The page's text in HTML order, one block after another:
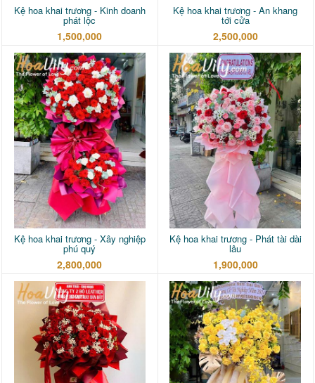
Kệ hoa khai trương - Kinh doanh
phát lộc
1,500,000
Kệ hoa khai trương - An khang
tới cửa
2,500,000
Kệ hoa khai trương - Xây nghiệp
phú quý
2,800,000
Kệ hoa khai trương - Phát tài dài
lâu
1,900,000